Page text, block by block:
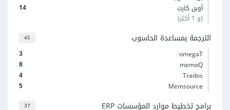
14
أوبن كارت
(و 1 أكثر)
45 الترجمة بمساعدة الحاسوب
3
omegaT
8
memoQ
4
Trados
5
Memsource
37 برامج تخطيط موارد المؤسسات ERP